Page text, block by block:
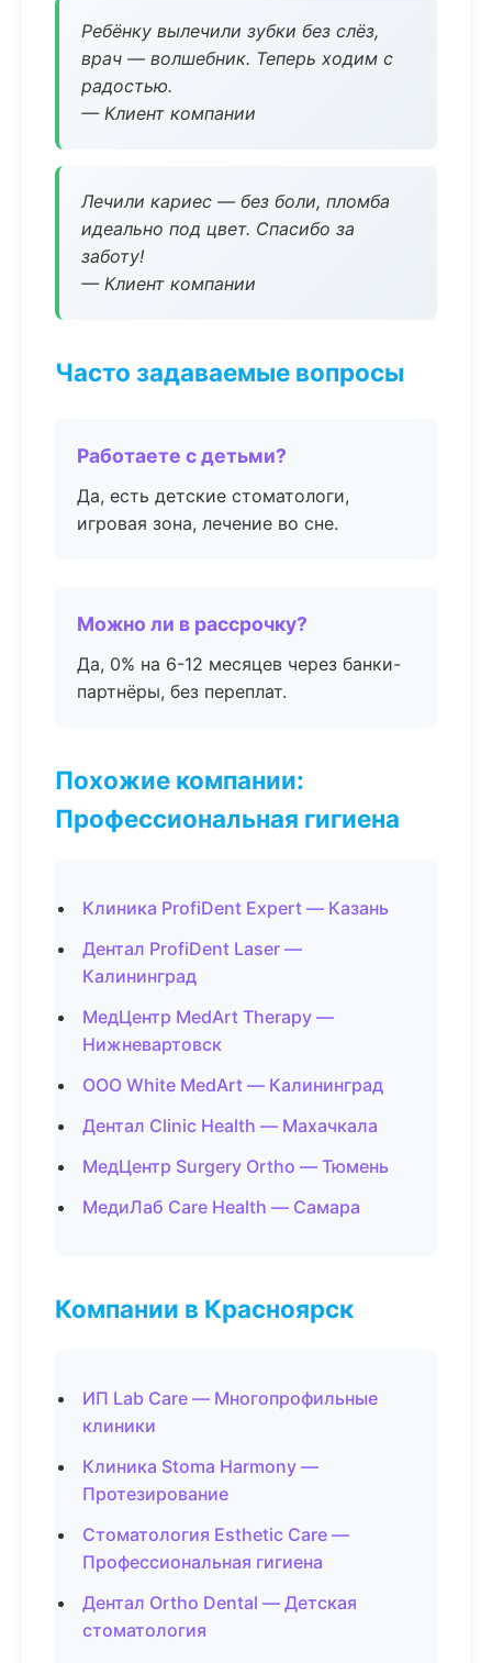
Ребёнку вылечили зубки без слёз,
врач — волшебник. Теперь ходим с
радостью.
— Клиент компании
Лечили кариес — без боли, пломба
идеально под цвет. Спасибо за
заботу!
— Клиент компании
Часто задаваемые вопросы
Работаете с детьми?
Да, есть детские стоматологи,
игровая зона, лечение во сне.
Можно ли в рассрочку?
Да, 0% на 6-12 месяцев через банки-
партнёры, без переплат.
Похожие компании:
Профессиональная гигиена
Клиника ProfiDent Expert — Казань
Дентал ProfiDent Laser —
Калининград
МедЦентр MedArt Therapy —
Нижневартовск
ООО White MedArt — Калининград
Дентал Clinic Health — Махачкала
МедЦентр Surgery Ortho — Тюмень
МедиЛаб Care Health — Самара
Компании в Красноярск
ИП Lab Care — Многопрофильные
клиники
Клиника Stoma Harmony —
Протезирование
Стоматология Esthetic Care —
Профессиональная гигиена
Дентал Ortho Dental — Детская
стоматология